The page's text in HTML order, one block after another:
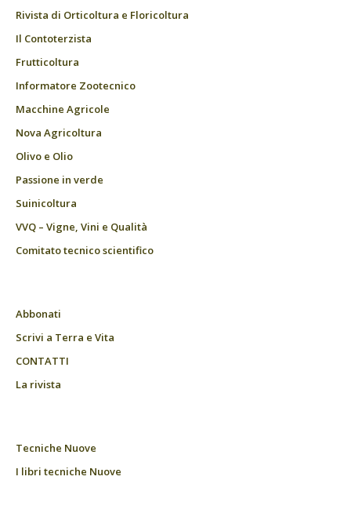
Rivista di Orticoltura e Floricoltura
Il Contoterzista
Frutticoltura
Informatore Zootecnico
Macchine Agricole
Nova Agricoltura
Olivo e Olio
Passione in verde
Suinicoltura
VVQ – Vigne, Vini e Qualità
Comitato tecnico scientifico
Abbonati
Scrivi a Terra e Vita
CONTATTI
La rivista
Tecniche Nuove
I libri tecniche Nuove